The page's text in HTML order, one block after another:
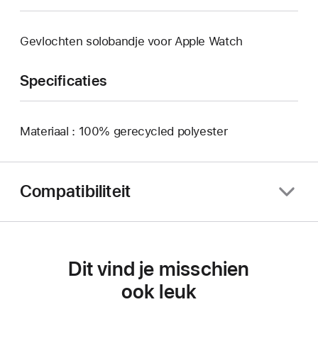
Gevlochten solobandje voor Apple Watch
Specificaties
Materiaal : 100% gerecycled polyester
Compatibiliteit
Dit vind je misschien
ook leuk